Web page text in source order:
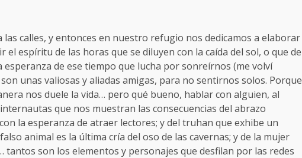
calles, y entonces en nuestro refugio nos dedicamos a elaborar
espíritu de las horas que se diluyen con la caída del sol, o que de
de ese tiempo que lucha por sonreírnos (me volví
unas valiosas y aliadas amigas, para no sentirnos solos. Porque
nos duele la vida… pero qué bueno, hablar con alguien, al
que nos muestran las consecuencias del abrazo
la esperanza de atraer lectores; y del truhan que exhibe un
animal es la última cría del oso de las cavernas; y de la mujer
son los elementos y personajes que desfilan por las redes